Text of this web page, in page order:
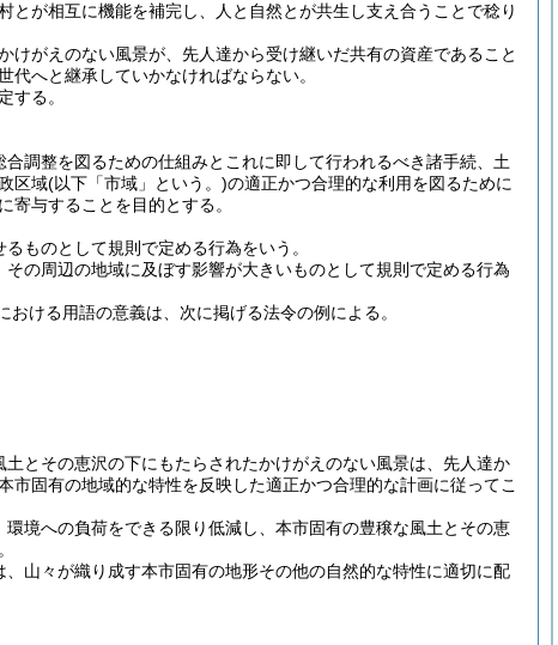
が相互に機能を補完し、人と自然とが共生し支え合うことで稔り
がえのない風景が、先人達から受け継いだ共有の資産であること
へと継承していかなければならない。
する。
調整を図るための仕組みとこれに即して行われるべき諸手続、土
区域(以下「市域」という。)の適正かつ合理的な利用を図るために
与することを目的とする。
ものとして規則で定める行為をいう。
の周辺の地域に及ぼす影響が大きいものとして規則で定める行為
おける用語の意義は、次に掲げる法令の例による。
とその恵沢の下にもたらされたかけがえのない風景は、先人達か
固有の地域的な特性を反映した適正かつ合理的な計画に従ってこ
境への負荷をできる限り低減し、本市固有の豊穣な風土とその恵
山々が織り成す本市固有の地形その他の自然的な特性に適切に配